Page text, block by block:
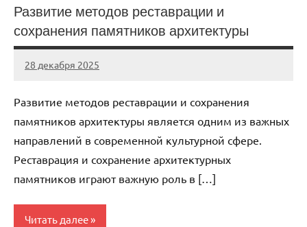
Развитие методов реставрации и
сохранения памятников архитектуры
28 декабря 2025
stroi_proekt
Нет
Развитие методов реставрации и сохранения
памятников архитектуры является одним из важных
направлений в современной культурной сфере.
Реставрация и сохранение архитектурных
памятников играют важную роль в […]
Читать далее